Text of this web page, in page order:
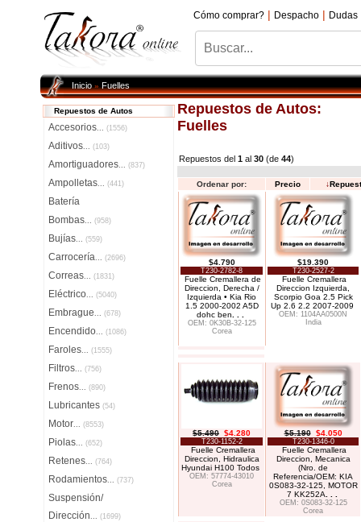
Cómo comprar? | Despacho | Dudas
Inicio»Fuelles
Repuestos de Autos
Accesorios... (1556)
Aditivos... (103)
Amortiguadores... (837)
Ampolletas... (441)
Batería
Bombas... (958)
Bujías... (559)
Carrocería... (2696)
Correas... (1831)
Eléctrico... (5040)
Embrague... (678)
Encendido... (1086)
Faroles... (1555)
Filtros... (756)
Frenos... (890)
Lubricantes (54)
Motor... (8553)
Piolas... (652)
Retenes... (764)
Rodamientos... (737)
Suspensión/
Dirección... (1699)
Repuestos de Autos:
Fuelles
Repuestos del 1 al 30 (de 44)
Ordenar por: Precio ↓
$4.790
T230-2782-8
Fuelle Cremallera de
Direccion, Derecha /
Izquierda • Kia Rio
1.5 2000-2002 A5D
dohc ben
OEM: 0K30B-32-125
Corea
$19.390
T230-2527-2
Fuelle Cremallera
Direccion Izquierda,
Scorpio Goa 2.5 Pick
Up 2.6 2.2 2007-2009
OEM: 1104AA0500N
India
$5.490 $4.280
T230-1152-2
Fuelle Cremallera
Direccion, Hidraulica
Hyundai H100 Todos
OEM: 57774-43010
Corea
$5.190 $4.050
T230-1346-0
Fuelle Cremallera
Direccion, Mecanica
(Nro. de
Referencia/OEM: KIA
0S083-32-125, MOTOR
7 KK252A
OEM: 0S083-32-125
Corea